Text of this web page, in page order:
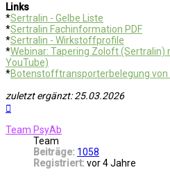
Links
*Sertralin - Gelbe Liste
*Sertralin Fachinformation PDF
*Sertralin - Wirkstoffprofile
*Webinar: Tapering Zoloft (Sertralin)
YouTube)
*Botenstofftransporterbelegung von
zuletzt ergänzt: 25.03.2026
Team PsyAb
Team
Beiträge: 1058
Registriert: vor 4 Jahre